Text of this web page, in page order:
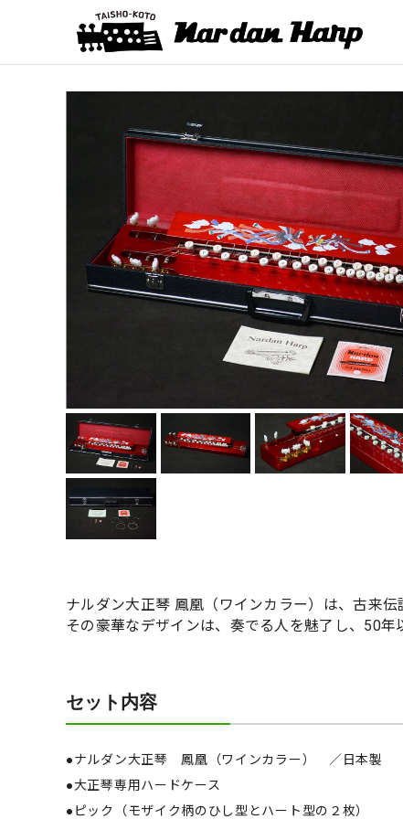
ナルダン大正琴 鳳凰（ワインカラー）は、古来
その豪華なデザインは、奏でる人を魅了し、50年
セット内容
●ナルダン大正琴 鳳凰（ワインカラー） ／日本製
●大正琴専用ハードケース
●ピック（モザイク柄のひし型とハート型の２枚）